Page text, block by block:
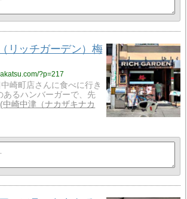
リッチガーデン）梅
?p=217
崎町店さんに食べに行き
あるハンバーガーで、先
中崎中津（ナカザキナカ